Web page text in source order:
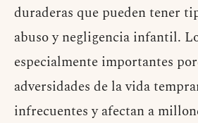
duraderas que pueden tener
abuso y negligencia infantil.
especialmente importantes
adversidades de la vida
infrecuentes y afectan a